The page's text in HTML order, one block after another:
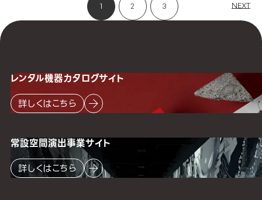
1 2 3 NEXT
レンタル機器カタログサイト
詳しくはこちら
常設空間演出事業サイト
詳しくはこちら